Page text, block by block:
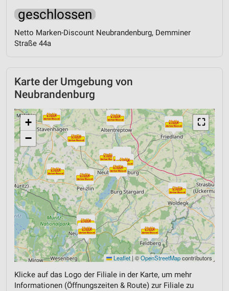
geschlossen
Netto Marken-Discount Neubrandenburg, Demminer
Straße 44a
Karte der Umgebung von
Neubrandenburg
⛶
+
−
Leaflet | ©OpenStreetMapcontributors
Klicke auf das Logo der Filiale in der Karte, um mehr
Informationen (Öffnungszeiten & Route) zur Filiale zu